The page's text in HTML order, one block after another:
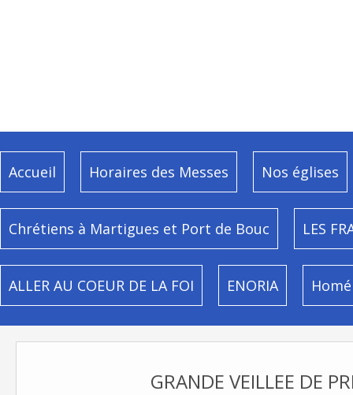
Accueil Horaires des Messes Nos églises
Chrétiens à Martigues et Port de Bouc LES
ALLER AU COEUR DE LA FOI ENORIA
GRANDE VEILLEE DE